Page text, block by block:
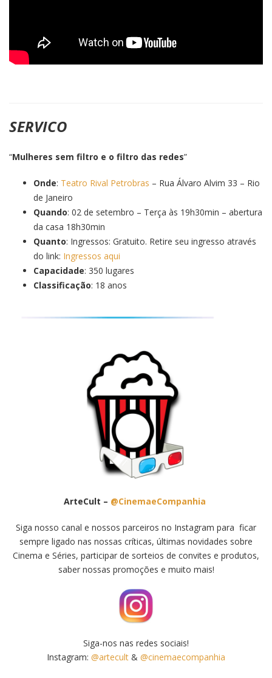
SERVICO
“Mulheres sem filtro e o filtro das redes”
Onde: Teatro Rival Petrobras – Rua Álvaro Alvim 33 – Rio
de Janeiro
Quando: 02 de setembro – Terça às 19h30min – abertura
da casa 18h30min
Quanto: Ingressos: Gratuito. Retire seu ingresso através
do link: Ingressos aqui
Capacidade: 350 lugares
Classificação: 18 anos
ArteCult – @CinemaeCompanhia
Siga nosso canal e nossos parceiros no Instagram para ficar
sempre ligado nas nossas críticas, últimas novidades sobre
Cinema e Séries, participar de sorteios de convites e produtos,
saber nossas promoções e muito mais!
Siga-nos nas redes sociais!
Instagram: @artecult & @cinemaecompanhia